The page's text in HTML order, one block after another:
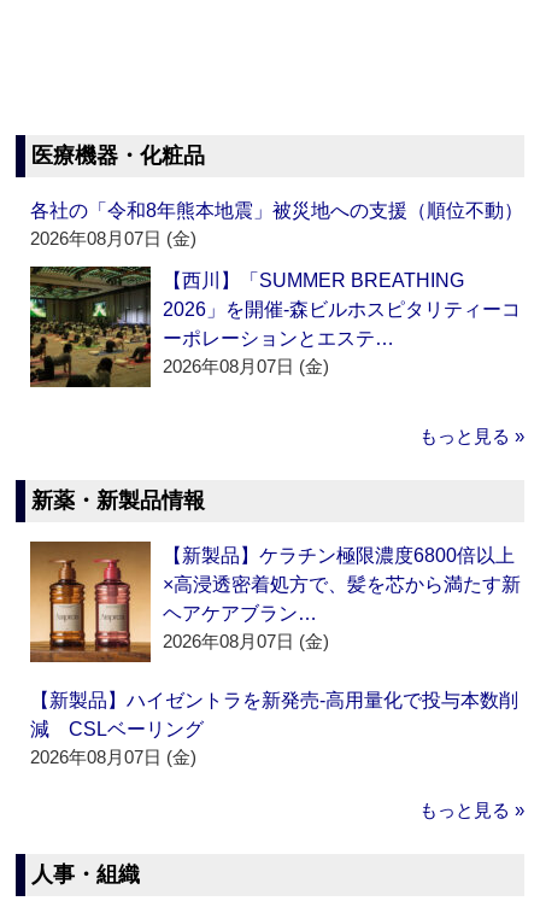
医療機器・化粧品
各社の「令和8年熊本地震」被災地への支援（順位不動）
2026年08月07日 (金)
【西川】「SUMMER BREATHING
2026」を開催‐森ビルホスピタリティーコ
ーポレーションとエステ…
2026年08月07日 (金)
もっと見る »
新薬・新製品情報
【新製品】ケラチン極限濃度6800倍以上
×高浸透密着処方で、髪を芯から満たす新
ヘアケアブラン…
2026年08月07日 (金)
【新製品】ハイゼントラを新発売‐高用量化で投与本数削
減 CSLベーリング
2026年08月07日 (金)
もっと見る »
人事・組織